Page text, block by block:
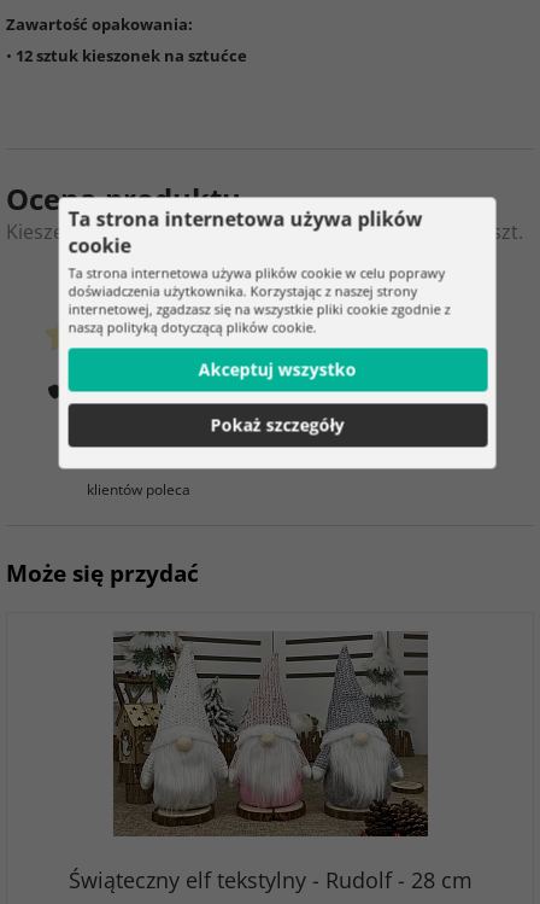
Zawartość opakowania:
• 12 sztuk kieszonek na sztućce
Ocena produktu
Kieszeń na sztućce na Boże Narodzenie – serwetki 12 szt.
0
Jak weryfikujemy oceny?
5
100%
klientów poleca
Może się przydać
Świąteczny elf tekstylny - Rudolf - 28 cm
Ta strona internetowa używa plików
cookie
Ta strona internetowa używa plików cookie w celu poprawy
doświadczenia użytkownika. Korzystając z naszej strony
internetowej, zgadzasz się na wszystkie pliki cookie zgodnie z
naszą polityką dotyczącą plików cookie.
Akceptuj wszystko
Pokaż szczegóły